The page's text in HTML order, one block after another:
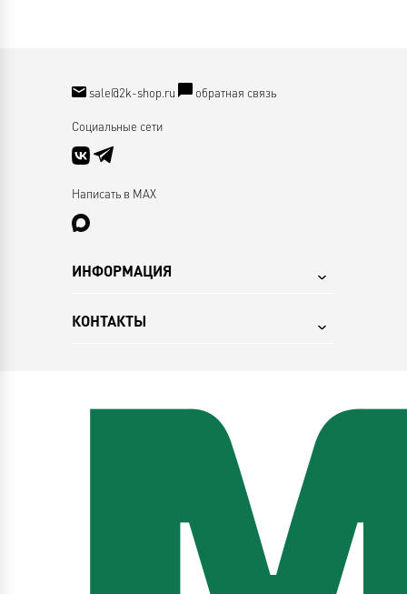
sale@2k-shop.ru обратная связь
Социальные сети
Написать в MAX
ИНФОРМАЦИЯ
КОНТАКТЫ